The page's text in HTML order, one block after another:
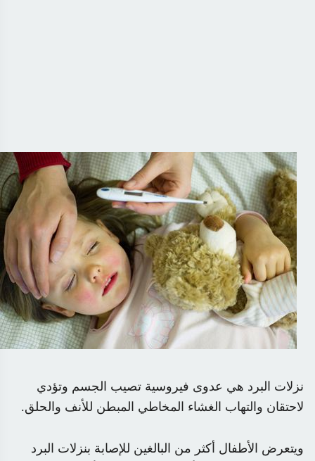
نزلات البرد هي عدوى فيروسية تصيب الجسم وتؤدي
لاحتقان والتهاب الغشاء المخاطي المبطن للأنف والحلق.
ويتعرض الأطفال أكثر من البالغين للإصابة بنزلات البرد